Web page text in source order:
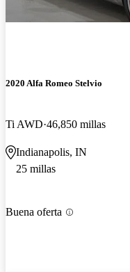
2020 Alfa Romeo Stelvio
Ti AWD 46,850 millas
Indianapolis, IN
25 millas
Buena oferta